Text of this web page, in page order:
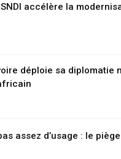
SNDI accélère la
déploie sa
assez d’usage : le